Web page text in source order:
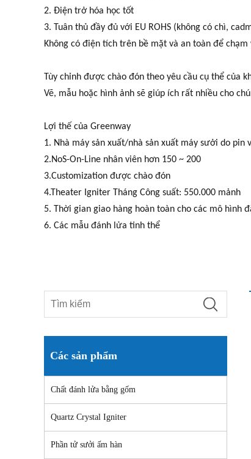
2. Điện trở hóa học tốt
3. Tuân thủ đầy đủ với EU ROHS (không có chì,
Không có điện tích trên bề mặt và an toàn để chạm
Tùy chỉnh được chào đón theo yêu cầu cụ thể của
Vẽ, mẫu hoặc hình ảnh sẽ giúp ích rất nhiều cho
Lợi thế của Greenway
1. Nhà máy sản xuất/nhà sản xuất máy sưởi do pin
2.NoS-On-Line nhân viên hơn 150 ~ 200
3.Customization được chào đón
4.Theater Igniter Tháng Công suất: 550.000 mảnh
5. Thời gian giao hàng hoàn toàn cho các mô hình
6. Các mẫu đánh lửa tinh thể
Các sản phẩm
Chất đánh lửa bằng gốm
Quartz Crystal Igniter
Phần tử sưởi ấm hàn